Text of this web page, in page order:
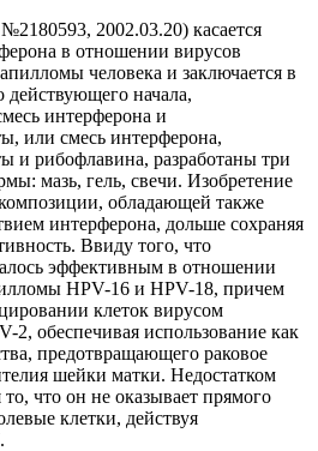
2002.03.20) касается
в отношении вирусов
человека и заключается в
действующего начала,
интерферона и
или смесь интерферона,
и рибофлавина, разработаны три
мазь, гель, свечи. Изобретение
обладающей также
интерферона, дольше сохраняя
Ввиду того, что
эффективным в отношении
HPV-16 и HPV-18, причем
клеток вирусом
2, обеспечивая использование как
предотвращающего раковое
шейки матки. Недостатком
то, что он не оказывает прямого
клетки, действуя